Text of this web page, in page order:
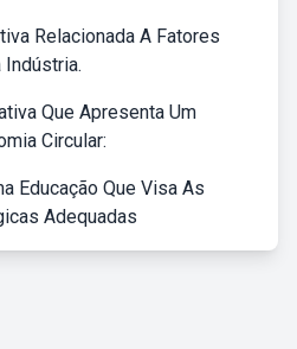
Relacionada A Fatores
Indústria.
Que Apresenta Um
Circular:
Educação Que Visa As
Adequadas